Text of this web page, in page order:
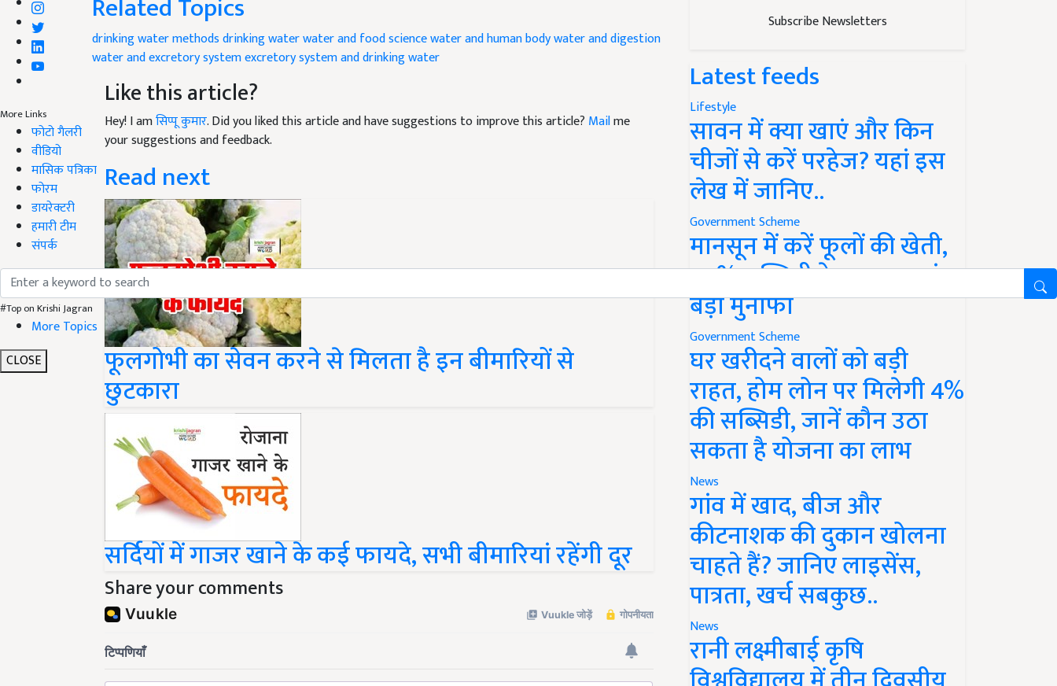
More Links
फोटो गैलरी
वीडियो
मासिक पत्रिका
फोरम
डायरेक्टरी
हमारी टीम
संपर्क
#Top on Krishi Jagran
More Topics
CLOSE
drinking water methodsdrinking waterwater and food sciencewater and human bodywater and digestion
water and excretory systemexcretory system and drinking water
Like this article?
Hey! I amसिप्पू कुमार. Did you liked this article and have suggestions to improve this article? Mailme
your suggestions and feedback.
Read next
फूलगोभी का सेवन करने से मिलता है इन बीमारियों से
छुटकारा
सर्दियों में गाजर खाने के कई फायदे, सभी बीमारियां रहेंगी दूर
Share your comments
Subscribe Newsletters
Latest feeds
Lifestyle
सावन में क्या खाएं और किन
चीजों से करें परहेज? यहां इस
लेख में जानिए..
Government Scheme
मानसून में करें फूलों की खेती,
50% सब्सिडी के साथ कमाएं
बड़ा मुनाफा
Government Scheme
घर खरीदने वालों को बड़ी
राहत, होम लोन पर मिलेगी 4%
की सब्सिडी, जानें कौन उठा
सकता है योजना का लाभ
News
गांव में खाद, बीज और
कीटनाशक की दुकान खोलना
चाहते हैं? जानिए लाइसेंस,
पात्रता, खर्च सबकुछ..
News
रानी लक्ष्मीबाई कृषि